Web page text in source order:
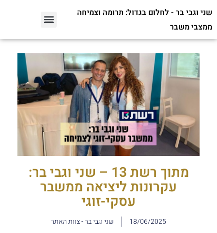
שני וגבי בר - לחלום בגדול: תרומה וצמיחה
ממצבי משבר
מתוך רשת 13 – שני וגבי בר:
עקרונות ליציאה ממשבר
עסקי-זוגי
18/06/2025 שני וגבי בר - צוות האתר